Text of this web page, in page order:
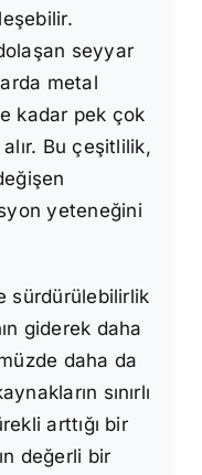
seyyar
metal
kadar pek çok
Bu çeşitlilik,
yeteneğini
sürdürülebilirlik
giderek daha
daha da
sınırlı
arttığı bir
değerli bir